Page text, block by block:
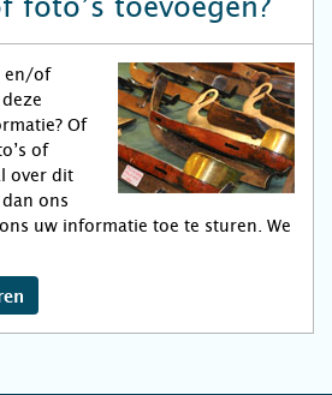
foto’s toevoegen?
en/of
Of
of
over dit
ons
uw informatie toe te sturen. We